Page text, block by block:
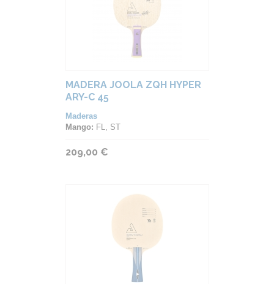
MADERA JOOLA ZQH HYPER
ARY-C 45
Maderas
Mango: FL, ST
209,00 €